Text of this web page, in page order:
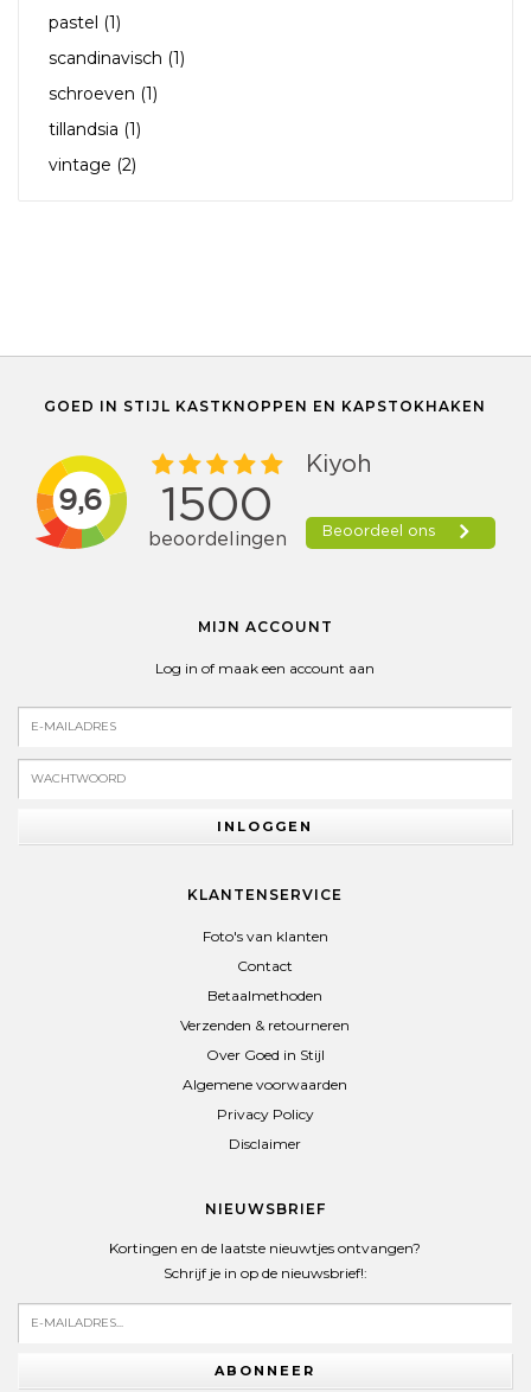
pastel (1)
scandinavisch (1)
schroeven (1)
tillandsia (1)
vintage (2)
GOED IN STIJL KASTKNOPPEN EN KAPSTOKHAKEN
MIJN ACCOUNT
Log in of maak een account aan
INLOGGEN
KLANTENSERVICE
Foto's van klanten
Contact
Betaalmethoden
Verzenden & retourneren
Over Goed in Stijl
Algemene voorwaarden
Privacy Policy
Disclaimer
NIEUWSBRIEF
Kortingen en de laatste nieuwtjes ontvangen?
Schrijf je in op de nieuwsbrief!:
ABONNEER